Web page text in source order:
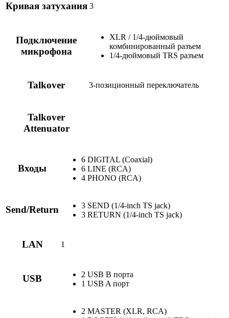
Кривая затухания 3
Подключение
микрофона
XLR / 1/4-дюймовый
комбинированный разъем
1/4-дюймовый TRS разъем
Talkover 3-позиционный переключатель
Talkover
Attenuator
Входы
6 DIGITAL (Coaxial)
6 LINE (RCA)
4 PHONO (RCA)
Send/Return
3 SEND (1/4-inch TS jack)
3 RETURN (1/4-inch TS jack)
LAN 1
USB
2 USB В порта
1 USB A порт
2 MASTER (XLR, RCA)